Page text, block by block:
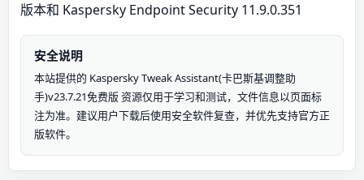
版本和 Kaspersky Endpoint Security 11.9.0.351
安全说明
本站提供的 Kaspersky Tweak Assistant(卡巴斯基调整助
手)v23.7.21免费版 资源仅用于学习和测试，文件信息以页面标
注为准。建议用户下载后使用安全软件复查，并优先支持官方正
版软件。